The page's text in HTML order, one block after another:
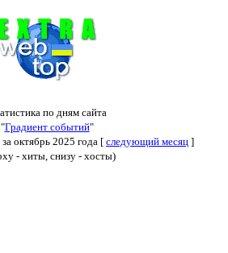
по дням сайта
"Градиент событий"
за октябрь 2025 года [ следующий месяц ]
- хиты, снизу - хосты)